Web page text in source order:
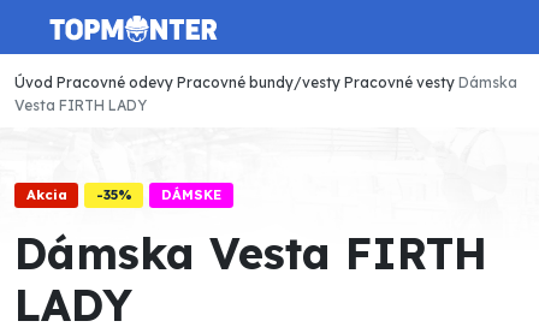
Úvod Pracovné odevy Pracovné bundy/vesty Pracovné vesty Dámska
Vesta FIRTH LADY
Akcia -35% DÁMSKE
Dámska Vesta FIRTH
LADY